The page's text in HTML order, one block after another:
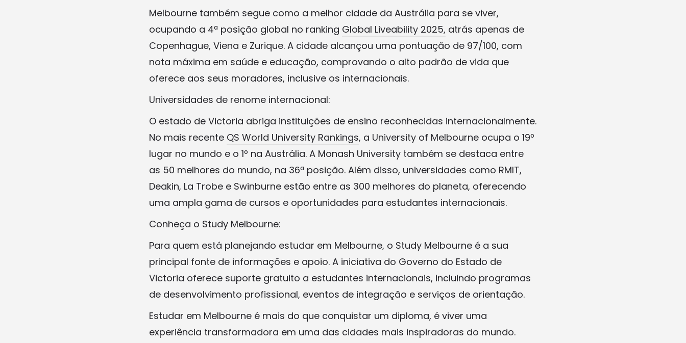
Melbourne também segue como a melhor cidade da Austrália para se viver,
ocupando a 4ª posição global no ranking Global Liveability 2025, atrás apenas de
Copenhague, Viena e Zurique. A cidade alcançou uma pontuação de 97/100, com
nota máxima em saúde e educação, comprovando o alto padrão de vida que
oferece aos seus moradores, inclusive os internacionais.
Universidades de renome internacional:
O estado de Victoria abriga instituições de ensino reconhecidas internacionalmente.
No mais recente QS World University Rankings, a University of Melbourne ocupa o 19º
lugar no mundo e o 1º na Austrália. A Monash University também se destaca entre
as 50 melhores do mundo, na 36ª posição. Além disso, universidades como RMIT,
Deakin, La Trobe e Swinburne estão entre as 300 melhores do planeta, oferecendo
uma ampla gama de cursos e oportunidades para estudantes internacionais.
Conheça o Study Melbourne:
Para quem está planejando estudar em Melbourne, o Study Melbourne é a sua
principal fonte de informações e apoio. A iniciativa do Governo do Estado de
Victoria oferece suporte gratuito a estudantes internacionais, incluindo programas
de desenvolvimento profissional, eventos de integração e serviços de orientação.
Estudar em Melbourne é mais do que conquistar um diploma, é viver uma
experiência transformadora em uma das cidades mais inspiradoras do mundo.